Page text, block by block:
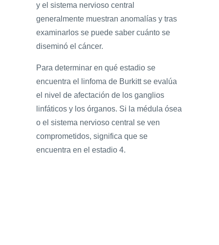
y el sistema nervioso central
generalmente muestran anomalías y tras
examinarlos se puede saber cuánto se
diseminó el cáncer.
Para determinar en qué estadio se
encuentra el linfoma de Burkitt se evalúa
el nivel de afectación de los ganglios
linfáticos y los órganos. Si la médula ósea
o el sistema nervioso central se ven
comprometidos, significa que se
encuentra en el estadio 4.